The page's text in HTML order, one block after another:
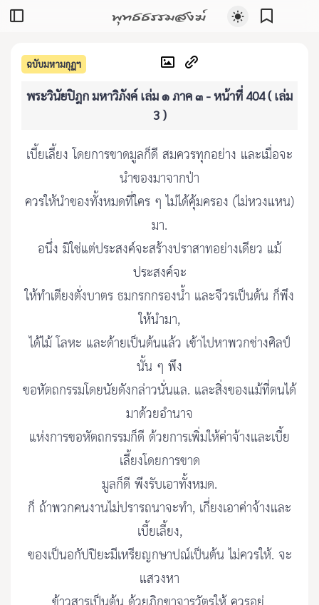
พุทธธรรมสงฆ์
ฉบับมหามกุฏฯ
พระวินัยปิฎก มหาวิภังค์ เล่ม ๑ ภาค ๓ - หน้าที่ 404 ( เล่ม
3 )
เบี้ยเลี้ยง โดยการขาดมูลก็ดี สมควรทุกอย่าง และเมื่อจะ
นำของมาจากป่า
ควรให้นำของทั้งหมดที่ใคร ๆ ไม่ได้คุ้มครอง (ไม่หวงแหน)
มา.
อนึ่ง มิใช่แต่ประสงค์จะสร้างปราสาทอย่างเดียว แม้
ประสงค์จะ
ให้ทำเตียงตั่งบาตร ธมกรกกรองน้ำ และจีวรเป็นต้น ก็พึง
ให้นำมา,
ได้ไม้ โลหะ และด้ายเป็นต้นแล้ว เข้าไปหาพวกช่างศิลป์
นั้น ๆ พึง
ขอหัตถกรรมโดยนัยดังกล่าวนั่นแล. และสิ่งของแม้ที่ตนได้
มาด้วยอำนาจ
แห่งการขอหัตถกรรมก็ดี ด้วยการเพิ่มให้ค่าจ้างและเบี้ย
เลี้ยงโดยการขาด
มูลก็ดี พึงรับเอาทั้งหมด.
ก็ ถ้าพวกคนงานไม่ปรารถนาจะทำ, เกี่ยงเอาค่าจ้างและ
เบี้ยเลี้ยง,
ของเป็นอกัปปิยะมีเหรียญกษาปณ์เป็นต้น ไม่ควรให้. จะ
แสวงหา